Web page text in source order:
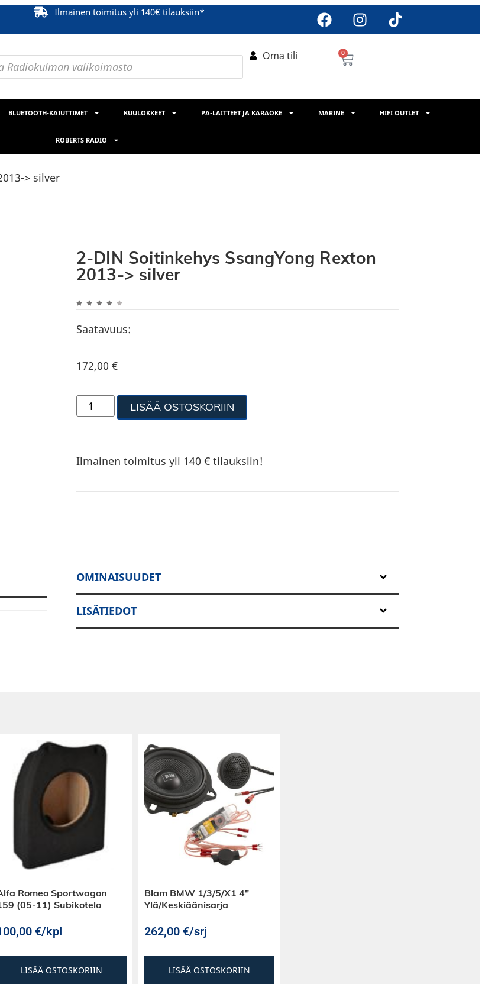
Ilmainen toimitus yli 140€ tilauksiin*
Oma tili 0
BLUETOOTH-KAIUTTIMET KUULOKKEET PA-LAITTEET JA KARAOKE MARINE HIFI OUTLET
ROBERTS RADIO
> silver
2-DIN Soitinkehys SsangYong Rexton
2013-> silver
Saatavuus:
172,00 €
LISÄÄ OSTOSKORIIN
Ilmainen toimitus yli 140 € tilauksiin!
OMINAISUUDET
LISÄTIEDOT
Romeo Sportwagon
(05-11) Subikotelo
€/kpl
LISÄÄ OSTOSKORIIN
Blam BMW 1/3/5/X1 4″
Ylä/Keskiäänisarja
262,00 €/srj
LISÄÄ OSTOSKORIIN